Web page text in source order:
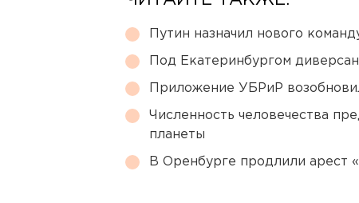
Путин назначил нового
Под Екатеринбургом
Приложение УБРиР
Численность человечества
планеты
В Оренбурге продлили арест